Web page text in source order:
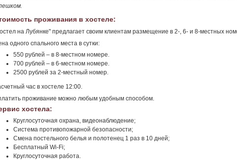
проживания в хостеле:
на Лубянке" предлагает своим клиентам размещение в 2-, 6- и 8-местных
одного спального места в сутки:
550 рублей – в 8-местном номере.
700 рублей – в 6-местном номере.
2500 рублей за 2-местный номер.
час в хостеле 12:00.
проживание можно любым удобным способом.
хостела:
Круглосуточная охрана, видеонаблюдение;
Система противопожарной безопасности;
Смена постельного белья и полотенец 1 раз в 10 дней;
Бесплатный Wi-Fi;
Круглосуточная работа.